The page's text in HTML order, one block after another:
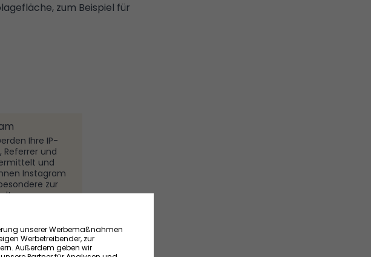
zum Beispiel für
Ihre IP-
Referrer und
und
Instagram
zur
zu
Zwecken,
aus oder eine
im Vergleich
ist